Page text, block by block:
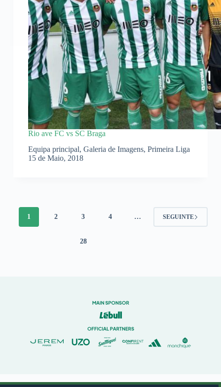
Rio ave FC vs SC Braga
Equipa principal, Galeria de Imagens, Primeira Liga
15 de Maio, 2018
1 2 3 4 …
28
SEGUINTE